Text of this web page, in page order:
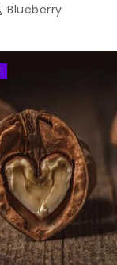
Blueberry